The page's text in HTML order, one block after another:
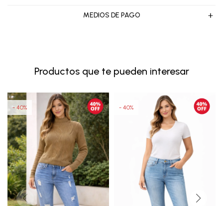
MEDIOS DE PAGO
Productos que te pueden interesar
40 40